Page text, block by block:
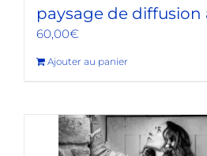
paysage de diffusion
60,00€
Ajouter au panier